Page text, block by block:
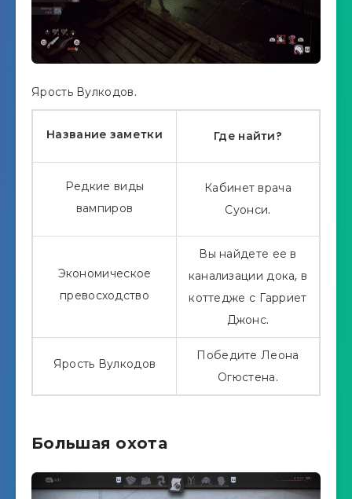
Ярость Вулкодов.
Название заметки Где найти?
Редкие виды
вампиров
Кабинет врача
Суонси.
Экономическое
превосходство
Вы найдете ее в
канализации дока, в
коттедже с Гарриет
Джонс.
Ярость Вулкодов
Победите Леона
Огюстена.
Большая охота